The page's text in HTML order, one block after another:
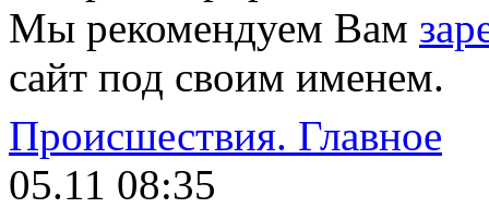
Мы рекомендуем Вам
сайт под своим именем.
Происшествия. Главное
05.11 08:35